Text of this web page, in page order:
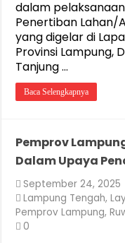
dalam
Penertiban Lahan/
yang digelar di
Provinsi Lampung,
Tanjung …
Baca Selengkapnya
Pemprov
Dalam Upaya
September 24, 2025
Lampung Tengah,
Pemprov Lampung,
0